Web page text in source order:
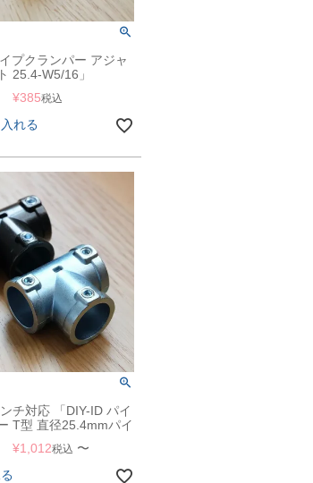
イプクランパー アジャ
25.4-W5/16」
¥385税込
れる
チ対応 「DIY-ID パイ
T型 直径25.4mmパイ
¥1,012税込 〜